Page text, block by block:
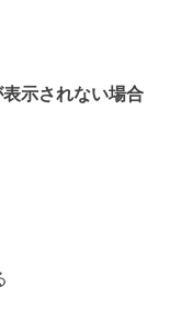
示されない場合